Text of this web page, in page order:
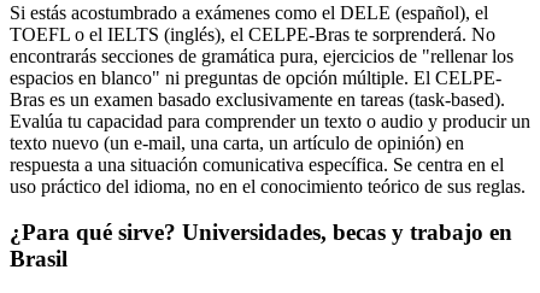
Si estás acostumbrado a exámenes como el DELE (español), el
TOEFL o el IELTS (inglés), el CELPE-Bras te sorprenderá. No
encontrarás secciones de gramática pura, ejercicios de "rellenar los
espacios en blanco" ni preguntas de opción múltiple. El CELPE-
Bras es un examen basado exclusivamente en tareas (task-based).
Evalúa tu capacidad para comprender un texto o audio y producir un
texto nuevo (un e-mail, una carta, un artículo de opinión) en
respuesta a una situación comunicativa específica. Se centra en el
uso práctico del idioma, no en el conocimiento teórico de sus reglas.
¿Para qué sirve? Universidades, becas y trabajo en
Brasil